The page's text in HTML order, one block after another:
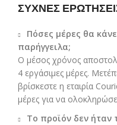
ΣΥΧΝΕΣ
Πόσες μέρες θα
παρήγγειλα;
Ο μέσος χρόνος
4 εργάσιμες μέρες.
βρίσκεστε η εταιρία
μέρες για να
Το προϊόν δεν ήταν